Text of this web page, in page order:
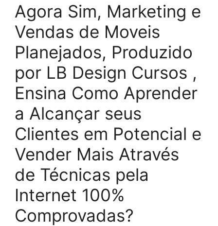
Agora Sim, Marketing e
Vendas de Moveis
Planejados, Produzido
por LB Design Cursos ,
Ensina Como Aprender
a Alcançar seus
Clientes em Potencial e
Vender Mais Através
de Técnicas pela
Internet 100%
Comprovadas?